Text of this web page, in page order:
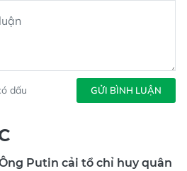
dấu GỬI BÌNH LUẬN
Putin cải tổ chỉ huy quân